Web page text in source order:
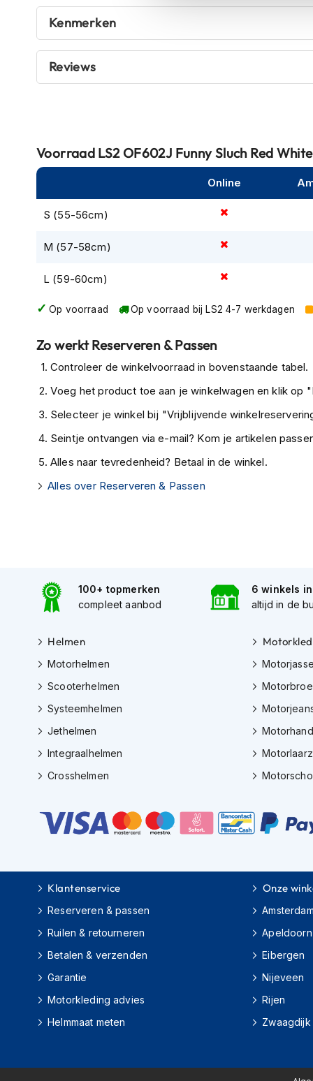
Waterdichte
motorjassen
motorjassen
Motorbroeken
Heren
motorbroeken
motorbroeken
Waterdichte
motorbroeken
motorbroeken
Textiel
motorbroeken
Gore-
motorbroeken
Motorjeans
Heren
motorpak
Eendelig
motorpak
Tweedelig
motorpak
Regenkleding
helmmutsen
windcollars
Verwarmde
Protectie
Kenmerken
Reviews
Voorraad LS2 OF602J Funny Sluch Red White
Online
S (55-56cm)
M (57-58cm)
L (59-60cm)
Op voorraad Op voorraad bij LS2 4-7 werkdagen
Zo werkt Reserveren & Passen
Controleer de winkelvoorraad in bovenstaande tabel.
Voeg het product toe aan je winkelwagen en klik op
Selecteer je winkel bij "Vrijblijvende
Seintje ontvangen via e-mail? Kom je artikelen
Alles naar tevredenheid? Betaal in de winkel.
Alles over Reserveren & Passen
100+ topmerken
compleet aanbod
6 winkels in
altijd in de
Helmen
Motorhelmen
Scooterhelmen
Systeemhelmen
Jethelmen
Integraalhelmen
Crosshelmen
Klantenservice
Reserveren & passen
Ruilen & retourneren
Betalen & verzenden
Garantie
Motorkleding advies
Helmmaat meten
Onze
Amsterdam
Apeldoorn
Eibergen
Nijeveen
Rijen
Zwaagdijk